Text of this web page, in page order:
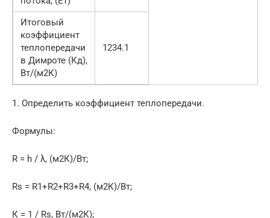
Итоговый
коэффициент
теплопередачи
в Димроте (Кд),
Вт/(м2К)
1234.1
1. Определить коэффициент теплопередачи.
Формулы:
R = h / λ, (м2К)/Вт;
Rs = R1+R2+R3+R4, (м2К)/Вт;
К = 1 / Rs, Вт/(м2К);